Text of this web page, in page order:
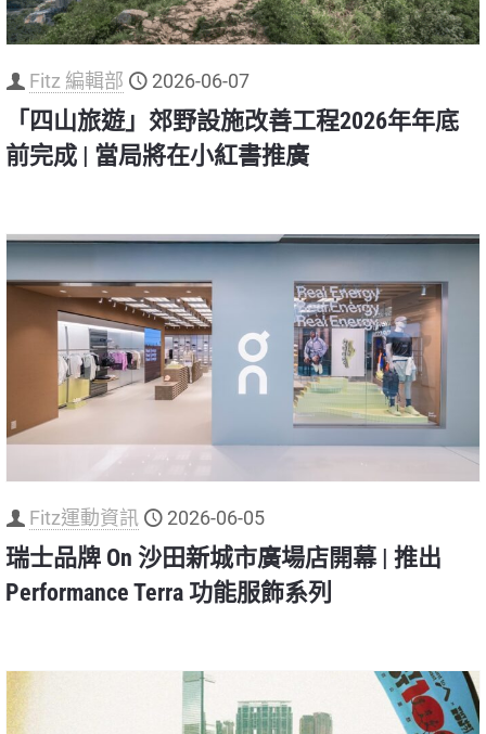
Fitz 編輯部 2026-06-07
「四山旅遊」郊野設施改善工程2026年年底
前完成 | 當局將在小紅書推廣
Fitz運動資訊 2026-06-05
瑞士品牌 On 沙田新城市廣場店開幕 | 推出
Performance Terra 功能服飾系列